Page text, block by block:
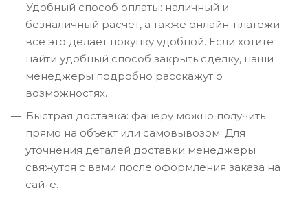
Удобный способ оплаты: наличный и
безналичный расчёт, а также онлайн-платежи –
всё это делает покупку удобной. Если хотите
найти удобный способ закрыть сделку, наши
менеджеры подробно расскажут о
возможностях.
Быстрая доставка: фанеру можно получить
прямо на объект или самовывозом. Для
уточнения деталей доставки менеджеры
свяжутся с вами после оформления заказа на
сайте.